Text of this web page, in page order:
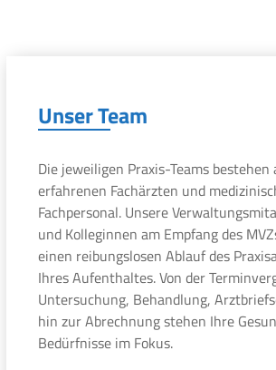
Unser Team
Die jeweiligen Praxis-Teams bestehen
erfahrenen Fachärzten und
Fachpersonal. Unsere
und Kolleginnen am Empfang des
einen reibungslosen Ablauf des
Ihres Aufenthaltes. Von der
Untersuchung, Behandlung,
hin zur Abrechnung stehen Ihre
Bedürfnisse im Fokus.